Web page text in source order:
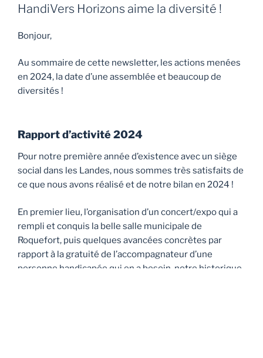
HandiVers Horizons aime la diversité !
Bonjour,
Au sommaire de cette newsletter, les actions menées
en 2024, la date d’une assemblée et beaucoup de
diversités !
Rapport d’activité 2024
Pour notre première année d’existence avec un siège
social dans les Landes, nous sommes très satisfaits de
ce que nous avons réalisé et de notre bilan en 2024 !
En premier lieu, l’organisation d’un concert/expo qui a
rempli et conquis la belle salle municipale de
Roquefort, puis quelques avancées concrètes par
rapport à la gratuité de l’accompagnateur d’une
personne handicapée qui en a besoin, notre historique